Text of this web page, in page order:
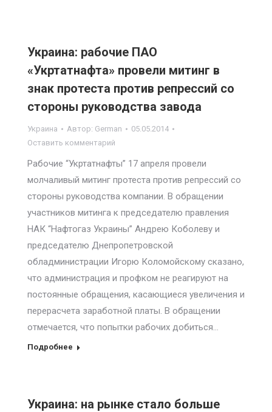
Украина: рабочие ПАО
«Укртатнафта» провели митинг в
знак протеста против репрессий со
стороны руководства завода
Украина Автор: German
05.05.2014
Оставить комментарий
Рабочие “Укртатнафты” 17 апреля провели
молчаливый митинг протеста против репрессий со
стороны руководства компании. В обращении
участников митинга к председателю правления
НАК “Нафтогаз Украины” Андрею Коболеву и
председателю Днепропетровской
обладминистрации Игорю Коломойскому сказано,
что администрация и профком не реагируют на
постоянные обращения, касающиеся увеличения и
перерасчета заработной платы. В обращении
отмечается, что попытки рабочих добиться…
Подробнее
Украина: на рынке стало больше